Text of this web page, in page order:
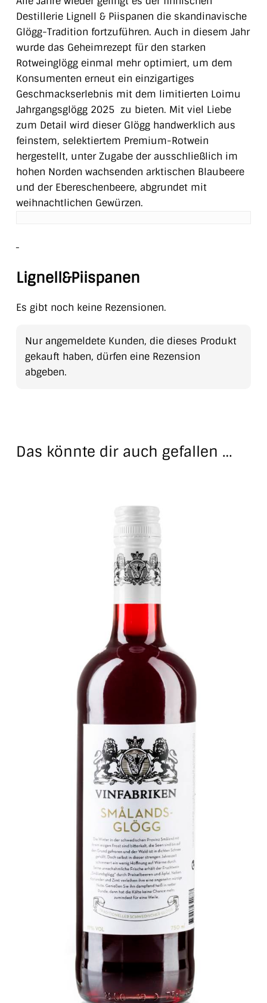
Destillerie Lignell & Piispanen die skandinavische
Glögg-Tradition fortzuführen. Auch in diesem Jahr
wurde das Geheimrezept für den starken
Rotweinglögg einmal mehr optimiert, um dem
Konsumenten erneut ein einzigartiges
Geschmackserlebnis mit dem limitierten Loimu
Jahrgangsglögg 2025 zu bieten. Mit viel Liebe
zum Detail wird dieser Glögg handwerklich aus
feinstem, selektiertem Premium-Rotwein
hergestellt, unter Zugabe der ausschließlich im
hohen Norden wachsenden arktischen Blaubeere
und der Ebereschenbeere, abgrundet mit
weihnachtlichen Gewürzen.
Lignell&Piispanen
Es gibt noch keine Rezensionen.
Nur angemeldete Kunden, die dieses Produkt
gekauft haben, dürfen eine Rezension
abgeben.
Das könnte dir auch gefallen …